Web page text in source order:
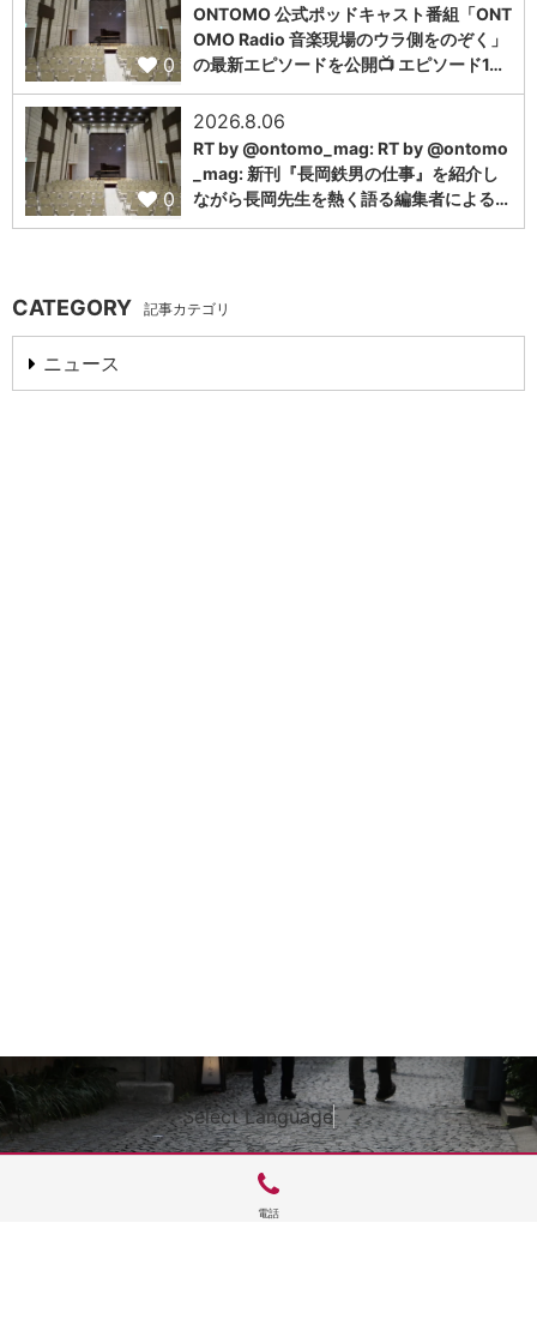
0
ONTOMO 公式ポッドキャスト番組「ONT
OMO Radio 音楽現場のウラ側をのぞく」
の最新エピソードを公開📺 エピソード1…
0
2026.8.06
RT by @ontomo_mag: RT by @ontomo
_mag: 新刊『長岡鉄男の仕事』を紹介し
ながら長岡先生を熱く語る編集者による…
CATEGORY 記事カテゴリ
ニュース
Select Language▼
電話